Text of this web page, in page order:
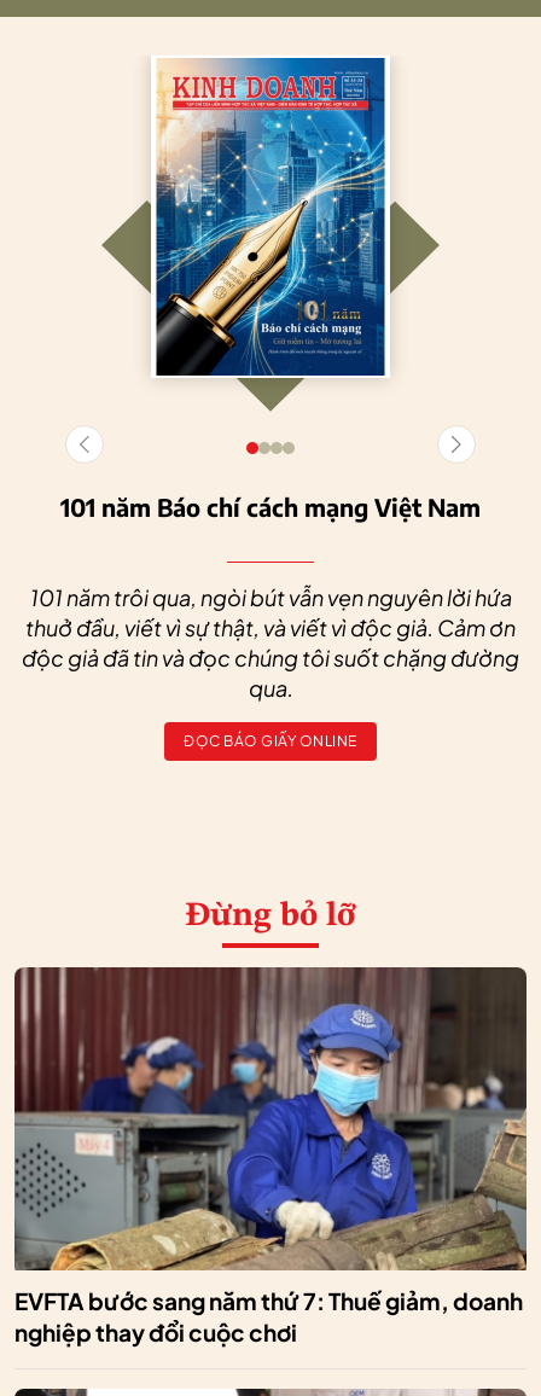
101 năm Báo chí cách mạng Việt Nam
101 năm trôi qua, ngòi bút vẫn vẹn nguyên lời hứa
thuở đầu, viết vì sự thật, và viết vì độc giả. Cảm ơn
độc giả đã tin và đọc chúng tôi suốt chặng đường
qua.
ĐỌC BÁO GIẤY ONLINE
Đừng bỏ lỡ
EVFTA bước sang năm thứ 7: Thuế giảm, doanh
nghiệp thay đổi cuộc chơi